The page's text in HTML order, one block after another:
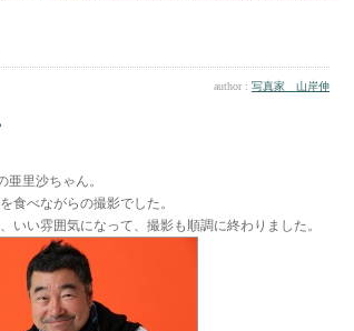
author : 写真家 山岸伸
里沙ちゃん。
食べながらの撮影でした。
いい雰囲気になって、撮影も順調に終わりました。